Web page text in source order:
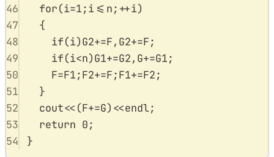
46
for(i=1;i<= n; ++i)
47
{
48
if(i)G2+=F, G2+=F;
49
if(i<n)G1+=G2, G+=G1;
50
F=F1;F2+=F;F1+=F2;
51
}
52
cout<< (F+=G) <<endl;
53
return 0;
54
}